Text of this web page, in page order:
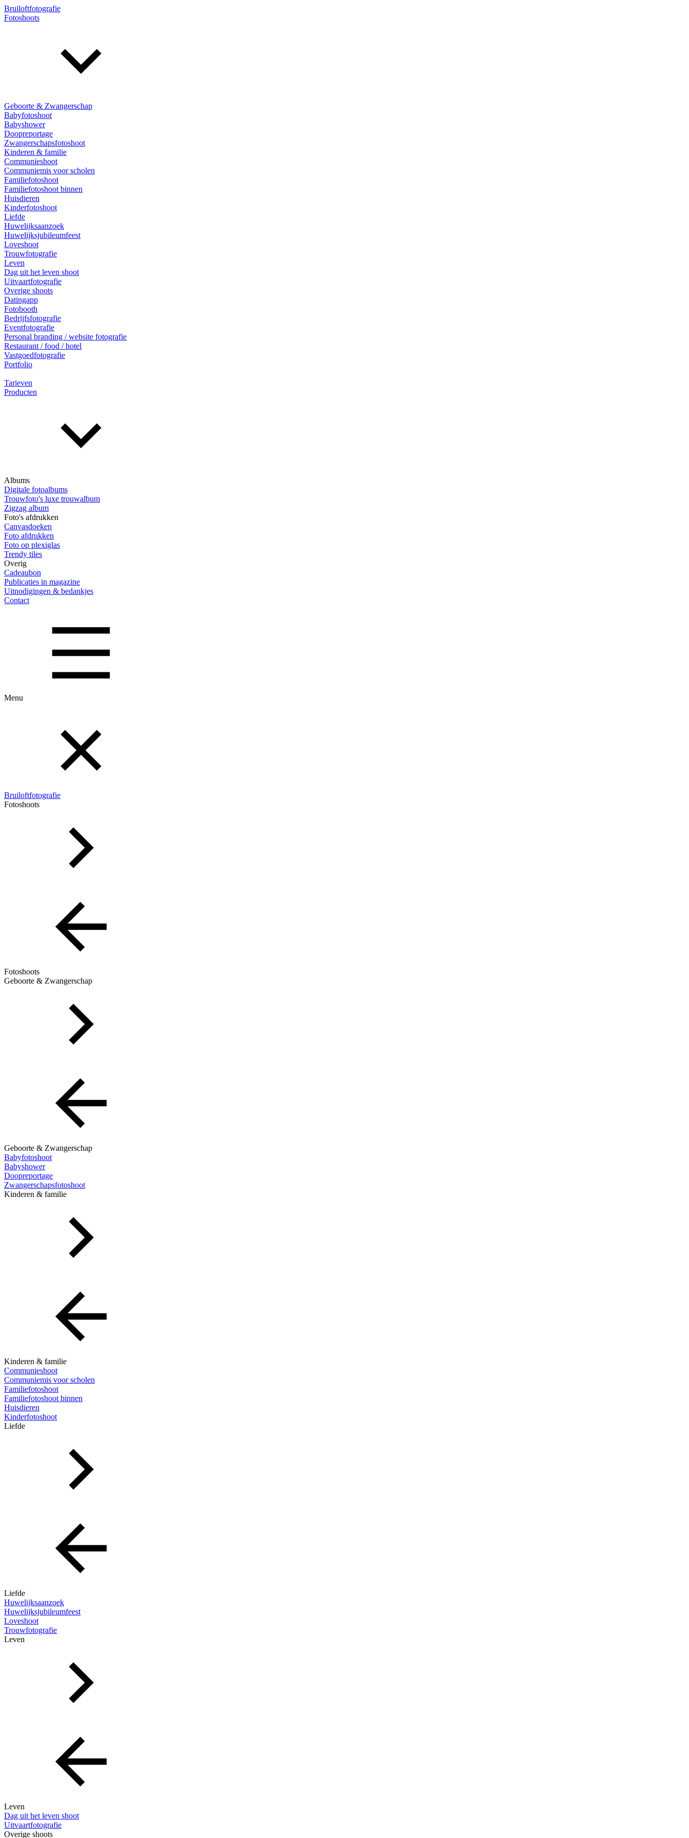
Bruiloftfotografie
Fotoshoots
Geboorte & Zwangerschap
Babyfotoshoot
Babyshower
Doopreportage
Zwangerschapsfotoshoot
Kinderen & familie
Communieshoot
Communiemis voor scholen
Familiefotoshoot
Familiefotoshoot binnen
Huisdieren
Kinderfotoshoot
Liefde
Huwelijksaanzoek
Huwelijksjubileumfeest
Loveshoot
Trouwfotografie
Leven
Dag uit het leven shoot
Uitvaartfotografie
Overige shoots
Datingapp
Fotobooth
Bedrijfsfotografie
Eventfotografie
Personal branding / website fotografie
Restaurant / food / hotel
Vastgoedfotografie
Portfolio
Tarieven
Producten
Albums
Digitale fotoalbums
Trouwfoto's luxe trouwalbum
Zigzag album
Foto's afdrukken
Canvasdoeken
Foto afdrukken
Foto op plexiglas
Trendy tiles
Overig
Cadeaubon
Publicaties in magazine
Uitnodigingen & bedankjes
Contact
Menu
Bruiloftfotografie
Fotoshoots
Fotoshoots
Geboorte & Zwangerschap
Geboorte & Zwangerschap
Babyfotoshoot
Babyshower
Doopreportage
Zwangerschapsfotoshoot
Kinderen & familie
Kinderen & familie
Communieshoot
Communiemis voor scholen
Familiefotoshoot
Familiefotoshoot binnen
Huisdieren
Kinderfotoshoot
Liefde
Liefde
Huwelijksaanzoek
Huwelijksjubileumfeest
Loveshoot
Trouwfotografie
Leven
Leven
Dag uit het leven shoot
Uitvaartfotografie
Overige shoots